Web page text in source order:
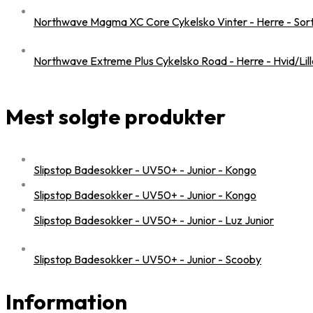
Northwave Magma XC Core Cykelsko Vinter - Herre -
Northwave Extreme Plus Cykelsko Road - Herre - Hvid/
Mest solgte produkter
Slipstop Badesokker - UV50+ - Junior - Kongo
Slipstop Badesokker - UV50+ - Junior - Kongo
Slipstop Badesokker - UV50+ - Junior - Luz Junior
Slipstop Badesokker - UV50+ - Junior - Scooby
Information